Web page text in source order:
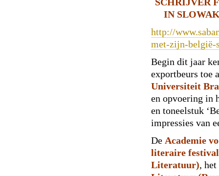
IN
http://
met-zijn-belgië-
Begin dit jaar
exportbeurs toe
Universiteit
en opvoering in
en toneelstuk
impressies van
De Academie
literaire
Literatuur),